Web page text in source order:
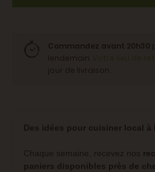
Des idées pour cuisiner local à
Chaque semaine, recevez nos
paniers disponibles près de